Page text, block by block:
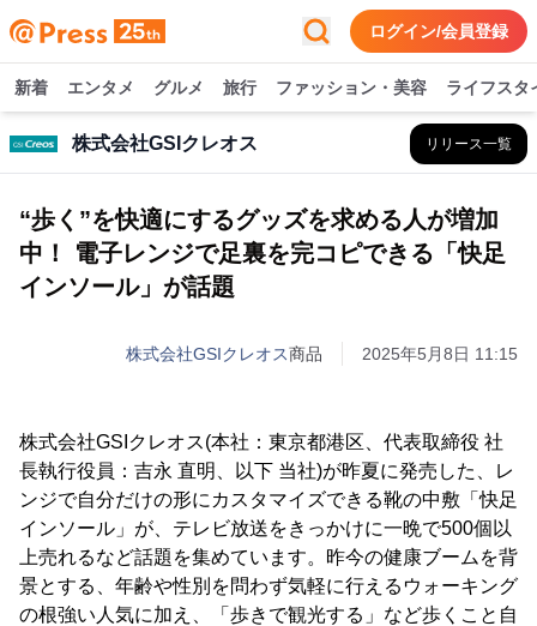
ログイン/会員登録
新着 エンタメ グルメ 旅行 ファッション・美容 ライフスタ
株式会社GSIクレオス リリース一覧
“歩く”を快適にするグッズを求める人が増加
中！ 電子レンジで足裏を完コピできる「快足
インソール」が話題
株式会社GSIクレオス商品 2025年5月8日 11:15
株式会社GSIクレオス(本社：東京都港区、代表取締役 社
長執行役員：吉永 直明、以下 当社)が昨夏に発売した、レ
ンジで自分だけの形にカスタマイズできる靴の中敷「快足
インソール」が、テレビ放送をきっかけに一晩で500個以
上売れるなど話題を集めています。昨今の健康ブームを背
景とする、年齢や性別を問わず気軽に行えるウォーキング
の根強い人気に加え、「歩きで観光する」など歩くこと自